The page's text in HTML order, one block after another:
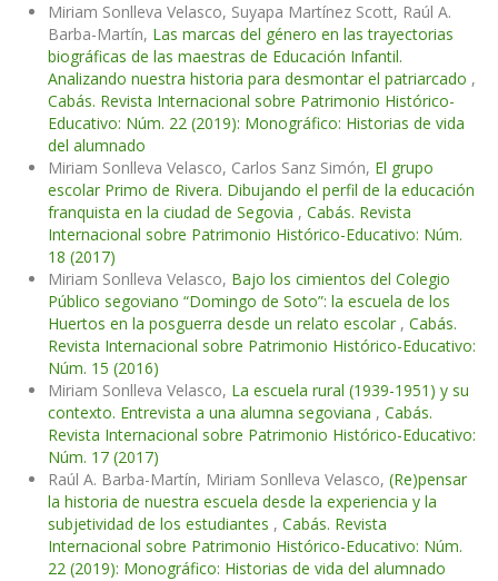
Miriam Sonlleva Velasco, Suyapa Martínez Scott, Raúl A.
Barba-Martín, Las marcas del género en las trayectorias
biográficas de las maestras de Educación Infantil.
Analizando nuestra historia para desmontar el patriarcado ,
Cabás. Revista Internacional sobre Patrimonio Histórico-
Educativo: Núm. 22 (2019): Monográfico: Historias de vida
del alumnado
Miriam Sonlleva Velasco, Carlos Sanz Simón, El grupo
escolar Primo de Rivera. Dibujando el perfil de la educación
franquista en la ciudad de Segovia , Cabás. Revista
Internacional sobre Patrimonio Histórico-Educativo: Núm.
18 (2017)
Miriam Sonlleva Velasco, Bajo los cimientos del Colegio
Público segoviano “Domingo de Soto”: la escuela de los
Huertos en la posguerra desde un relato escolar , Cabás.
Revista Internacional sobre Patrimonio Histórico-Educativo:
Núm. 15 (2016)
Miriam Sonlleva Velasco, La escuela rural (1939-1951) y su
contexto. Entrevista a una alumna segoviana , Cabás.
Revista Internacional sobre Patrimonio Histórico-Educativo:
Núm. 17 (2017)
Raúl A. Barba-Martín, Miriam Sonlleva Velasco, (Re)pensar
la historia de nuestra escuela desde la experiencia y la
subjetividad de los estudiantes , Cabás. Revista
Internacional sobre Patrimonio Histórico-Educativo: Núm.
22 (2019): Monográfico: Historias de vida del alumnado